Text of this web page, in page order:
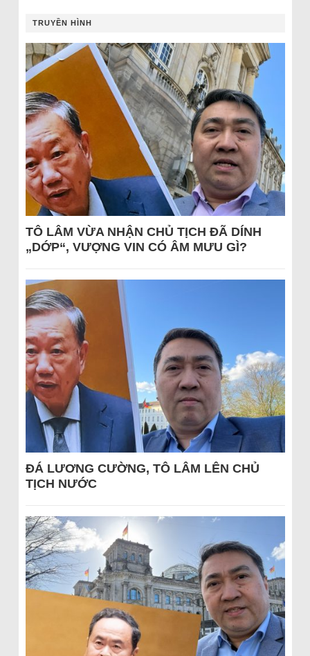
TRUYỀN HÌNH
TÔ LÂM VỪA NHẬN CHỦ TỊCH ĐÃ DÍNH
„DỚP“, VƯỢNG VIN CÓ ÂM MƯU GÌ?
ĐÁ LƯƠNG CƯỜNG, TÔ LÂM LÊN CHỦ
TỊCH NƯỚC